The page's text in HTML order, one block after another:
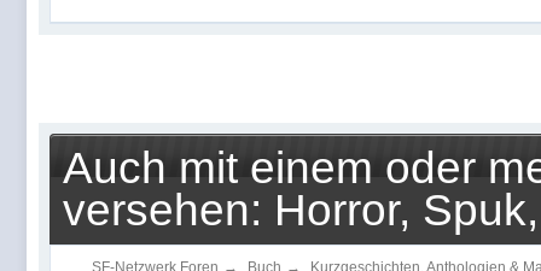
Auch mit einem oder
versehen: Horror,
SF-Netzwerk Foren → Buch → Kurzgeschichten, Anthologien &